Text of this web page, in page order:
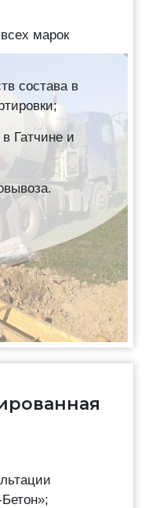
марок
состава в
Гатчине и